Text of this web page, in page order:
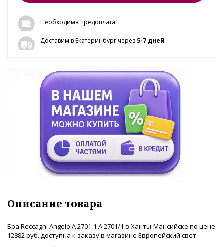
Необходима предоплата
Доставим в Екатеринбург через 5-7 дней
Описание товара
Бра Reccagni Angelo A 2701-1 A 2701/1 в Ханты-Мансийске по цене
12882 руб. доступна к заказу в магазине Европейский свет.